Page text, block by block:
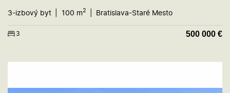
3-izbový byt
100 m2 Bratislava-Staré Mesto
3 500 000 €